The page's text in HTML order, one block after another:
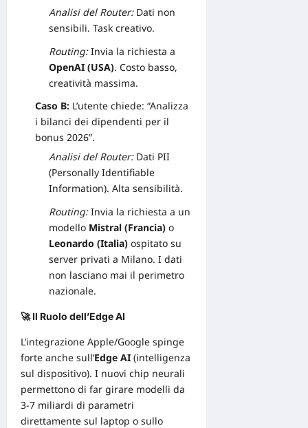
Analisidel Router:Dati non
sensibili. Task creativo.
Routing:Invia la richiesta a
OpenAI (USA). Costo basso,
creatività massima.
Caso B: L’utente chiede: “Analizza
i bilanci dei dipendenti per il
bonus 2026”.
Analisi del Router:Dati PII
(Personally Identifiable
Information). Alta sensibilità.
Routing:Invia la richiesta a un
modello Mistral (Francia) o
Leonardo (Italia) ospitato su
server privati a Milano. I dati
non lasciano mai il perimetro
nazionale.
🚀 Il Ruolo dell’Edge AI
L’integrazione Apple/Google spinge
forte anche sull’Edge AI (intelligenza
sul dispositivo). I nuovi chip neurali
permettono di far girare modelli da
3-7 miliardi di parametri
direttamente sul laptop o sullo